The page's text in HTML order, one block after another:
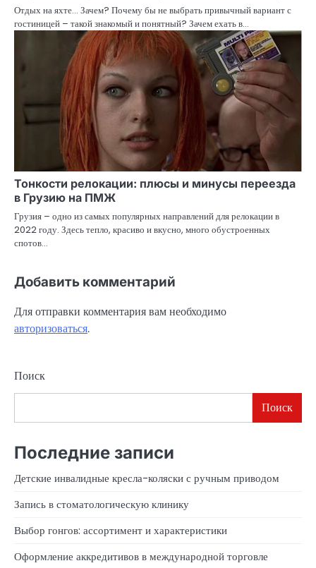
Отдых на яхте… Зачем? Почему бы не выбрать привычный вариант с
гостиницей – такой знакомый и понятный? Зачем ехать в…
Тонкости релокации: плюсы и минусы переезда
в Грузию на ПМЖ
Грузия – одно из самых популярных направлений для релокации в
2022 году. Здесь тепло, красиво и вкусно, много обустроенных
спотов…
Добавить комментарий
Для отправки комментария вам необходимо
авторизоваться.
Поиск
Поиск
Последние записи
Детские инвалидные кресла-коляски с ручным приводом
Запись в стоматологическую клинику
Выбор гонгов: ассортимент и характеристики
Оформление аккредитивов в международной торговле